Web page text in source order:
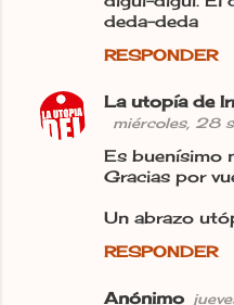
deda-deda
RESPONDER
La utopía de
miércoles, 28
Es buenísimo
Gracias por
Un abrazo
RESPONDER
Anónimo